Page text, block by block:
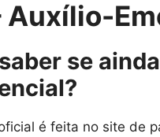
Auxílio-
se
é feita no site de